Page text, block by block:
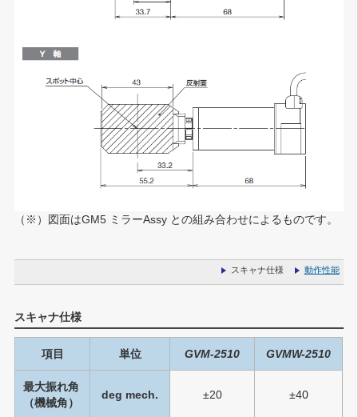
（※） 図面はGM5 ミラーAssy との組み合わせによるものです。
スキャナ仕様 動作性能
スキャナ仕様
項目 単位 GVM-2510 GVMW-2510
最大振れ角
（機械角）
deg mech. ±20 ±40